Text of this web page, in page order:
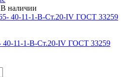
В наличии
40-11-1-B-Ст.20-IV ГОСТ 33259